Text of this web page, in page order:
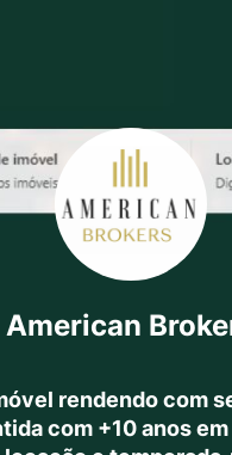
American
rendendo com
com +10 anos